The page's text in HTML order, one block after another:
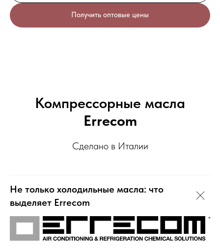
Получить оптовые цены
Компрессорные масла
Errecom
Сделано в Италии
Не только холодильные масла: что
выделяет Errecom